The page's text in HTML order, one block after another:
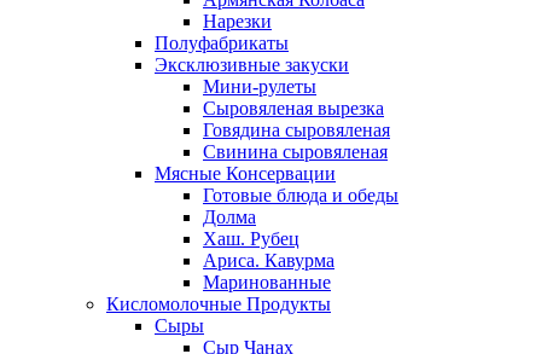
Нарезки
Полуфабрикаты
Эксклюзивные закуски
Мини-рулеты
Сыровяленая вырезка
Говядина сыровяленая
Свинина сыровяленая
Мясные Консервации
Готовые блюда и обеды
Долма
Хаш. Рубец
Ариса. Кавурма
Маринованные
Кисломолочные Продукты
Сыры
Сыр Чанах